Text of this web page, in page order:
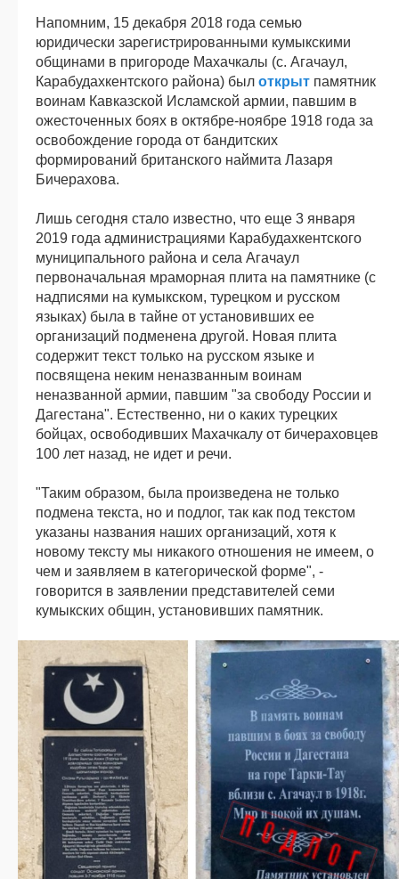
Напомним, 15 декабря 2018 года семью
юридически зарегистрированными кумыкскими
общинами в пригороде Махачкалы (с. Агачаул,
Карабудахкентского района) был открыт памятник
воинам Кавказской Исламской армии, павшим в
ожесточенных боях в октябре-ноябре 1918 года за
освобождение города от бандитских
формирований британского наймита Лазаря
Бичерахова.
Лишь сегодня стало известно, что еще 3 января
2019 года администрациями Карабудахкентского
муниципального района и села Агачаул
первоначальная мраморная плита на памятнике (с
надписями на кумыкском, турецком и русском
языках) была в тайне от установивших ее
организаций подменена другой. Новая плита
содержит текст только на русском языке и
посвящена неким неназванным воинам
неназванной армии, павшим "за свободу России и
Дагестана". Естественно, ни о каких турецких
бойцах, освободивших Махачкалу от бичераховцев
100 лет назад, не идет и речи.
"Таким образом, была произведена не только
подмена текста, но и подлог, так как под текстом
указаны названия наших организаций, хотя к
новому тексту мы никакого отношения не имеем, о
чем и заявляем в категорической форме", -
говорится в заявлении представителей семи
кумыкских общин, установивших памятник.